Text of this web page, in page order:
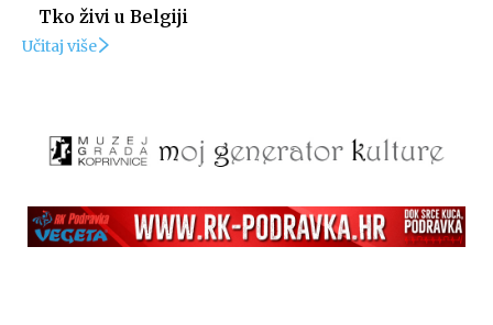
Tko živi u Belgiji
Učitaj više